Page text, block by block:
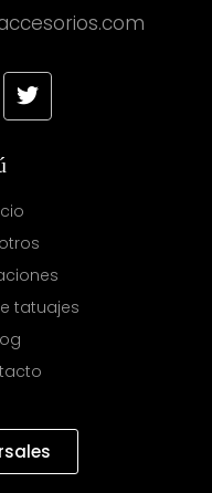
tatuajes